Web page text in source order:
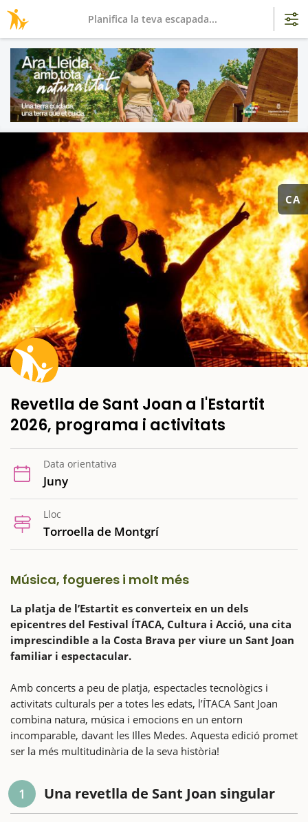
CA
Revetlla de Sant Joan a l'Estartit
2026, programa i activitats
Data orientativa
Juny
Lloc
Torroella de Montgrí
Música, fogueres i molt més
La platja de l’Estartit es converteix en un dels
epicentres del Festival ÍTACA, Cultura i Acció, una cita
imprescindible a la Costa Brava per viure un Sant Joan
familiar i espectacular.
Amb concerts a peu de platja, espectacles tecnològics i
activitats culturals per a totes les edats, l’ÍTACA Sant Joan
combina natura, música i emocions en un entorn
incomparable, davant les Illes Medes. Aquesta edició promet
ser la més multitudinària de la seva història!
1 Una revetlla de Sant Joan singular
Planifica la teva escapada...